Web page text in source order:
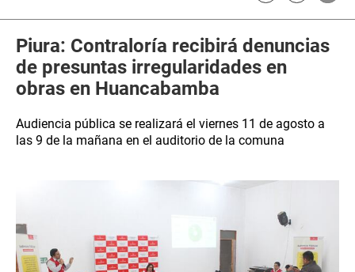
Piura: Contraloría recibirá denuncias
de presuntas irregularidades en
obras en Huancabamba
Audiencia pública se realizará el viernes 11 de agosto a
las 9 de la mañana en el auditorio de la comuna